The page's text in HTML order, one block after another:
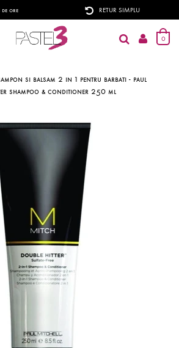
ore RETUR SIMPLU
0
si balsam 2 in 1 pentru barbati - paul
shampoo & conditioner 250 ml